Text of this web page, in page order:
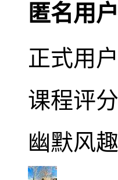
匿名用户
正式用户
课程评分
幽默风